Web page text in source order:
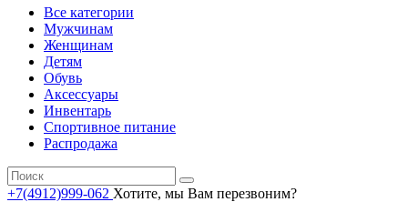
Все категории
Мужчинам
Женщинам
Детям
Обувь
Аксессуары
Инвентарь
Спортивное питание
Распродажа
+7(4912)999-062 Хотите, мы Вам перезвоним?